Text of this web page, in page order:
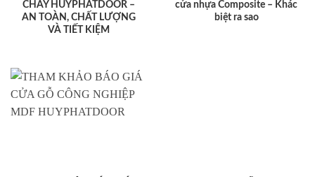
CHÁY HUYPHATDOOR –
AN TOÀN, CHẤT LƯỢNG
VÀ TIẾT KIỆM
cửa nhựa Composite – Khác
biệt ra sao